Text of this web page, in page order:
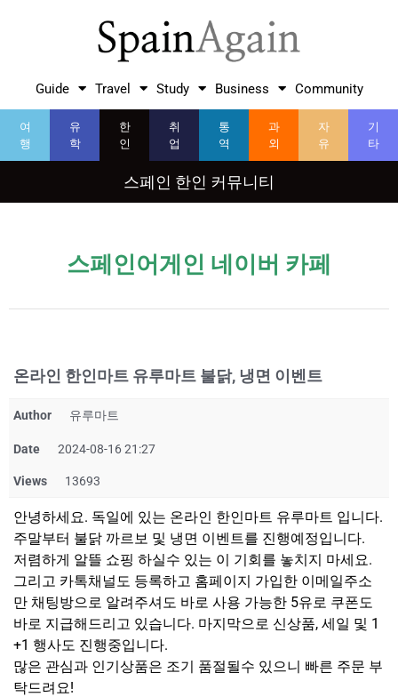
Guide Travel Study Business Community
여
행
유
학
한
인
취
업
통
역
과
외
자
유
기
타
스페인 한인 커뮤니티
스페인어게인 네이버 카페
온라인 한인마트 유루마트 불닭, 냉면 이벤트
Author 유루마트
Date 2024-08-16 21:27
Views 13693
안녕하세요. 독일에 있는 온라인 한인마트 유루마트 입니다.
주말부터 불닭 까르보 및 냉면 이벤트를 진행예정입니다.
저렴하게 알뜰 쇼핑 하실수 있는 이 기회를 놓치지 마세요.
그리고 카톡채널도 등록하고 홈페이지 가입한 이메일주소
만 채팅방으로 알려주셔도 바로 사용 가능한 5유로 쿠폰도
바로 지급해드리고 있습니다. 마지막으로 신상품, 세일 및 1
+1 행사도 진행중입니다.
많은 관심과 인기상품은 조기 품절될수 있으니 빠른 주문 부
탁드려요!